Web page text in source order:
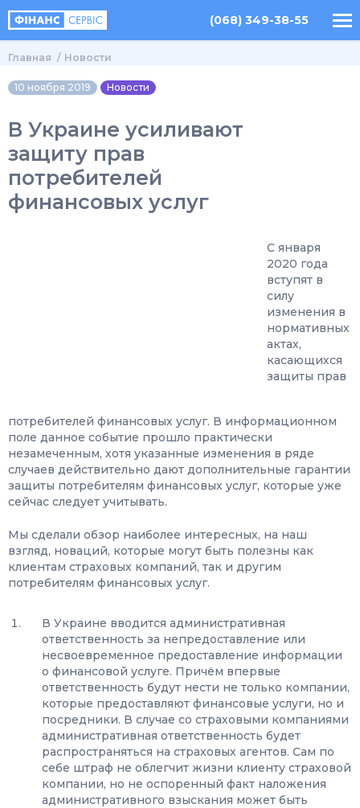
(068) 349-38-55
Главная Новости
10 ноября 2019 Новости
В Украине усиливают
защиту прав
потребителей
финансовых услуг
С января
2020 года
вступят в
силу
изменения в
нормативных
актах,
касающихся
защиты прав
потребителей финансовых услуг. В информационном
поле данное событие прошло практически
незамеченным, хотя указанные изменения в ряде
случаев действительно дают дополнительные гарантии
защиты потребителям финансовых услуг, которые уже
сейчас следует учитывать.
Мы сделали обзор наиболее интересных, на наш
взгляд, новаций, которые могут быть полезны как
клиентам страховых компаний, так и другим
потребителям финансовых услуг.
В Украине вводится административная
ответственность за непредоставление или
несвоевременное предоставление информации
о финансовой услуге. Причём впервые
ответственность будут нести не только компании,
которые предоставляют финансовые услуги, но и
посредники. В случае со страховыми компаниями
административная ответственность будет
распространяться на страховых агентов. Сам по
себе штраф не облегчит жизни клиенту страховой
компании, но не оспоренный факт наложения
административного взыскания может быть